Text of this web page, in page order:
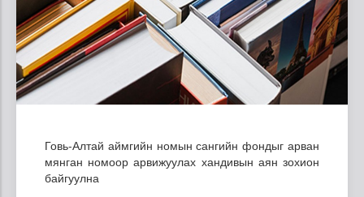
Говь-Алтай аймгийн номын сангийн фондыг арван
мянган номоор арвижуулах хандивын аян зохион
байгуулна